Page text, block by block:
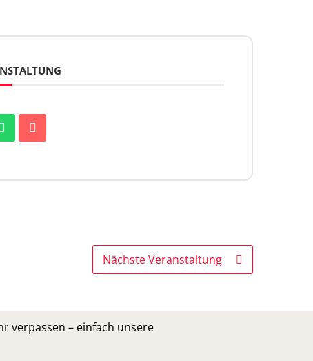
Nächste Veranstaltung
verpassen – einfach unsere